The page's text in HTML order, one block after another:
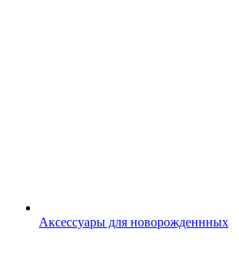
Аксессуары для новорожденнных